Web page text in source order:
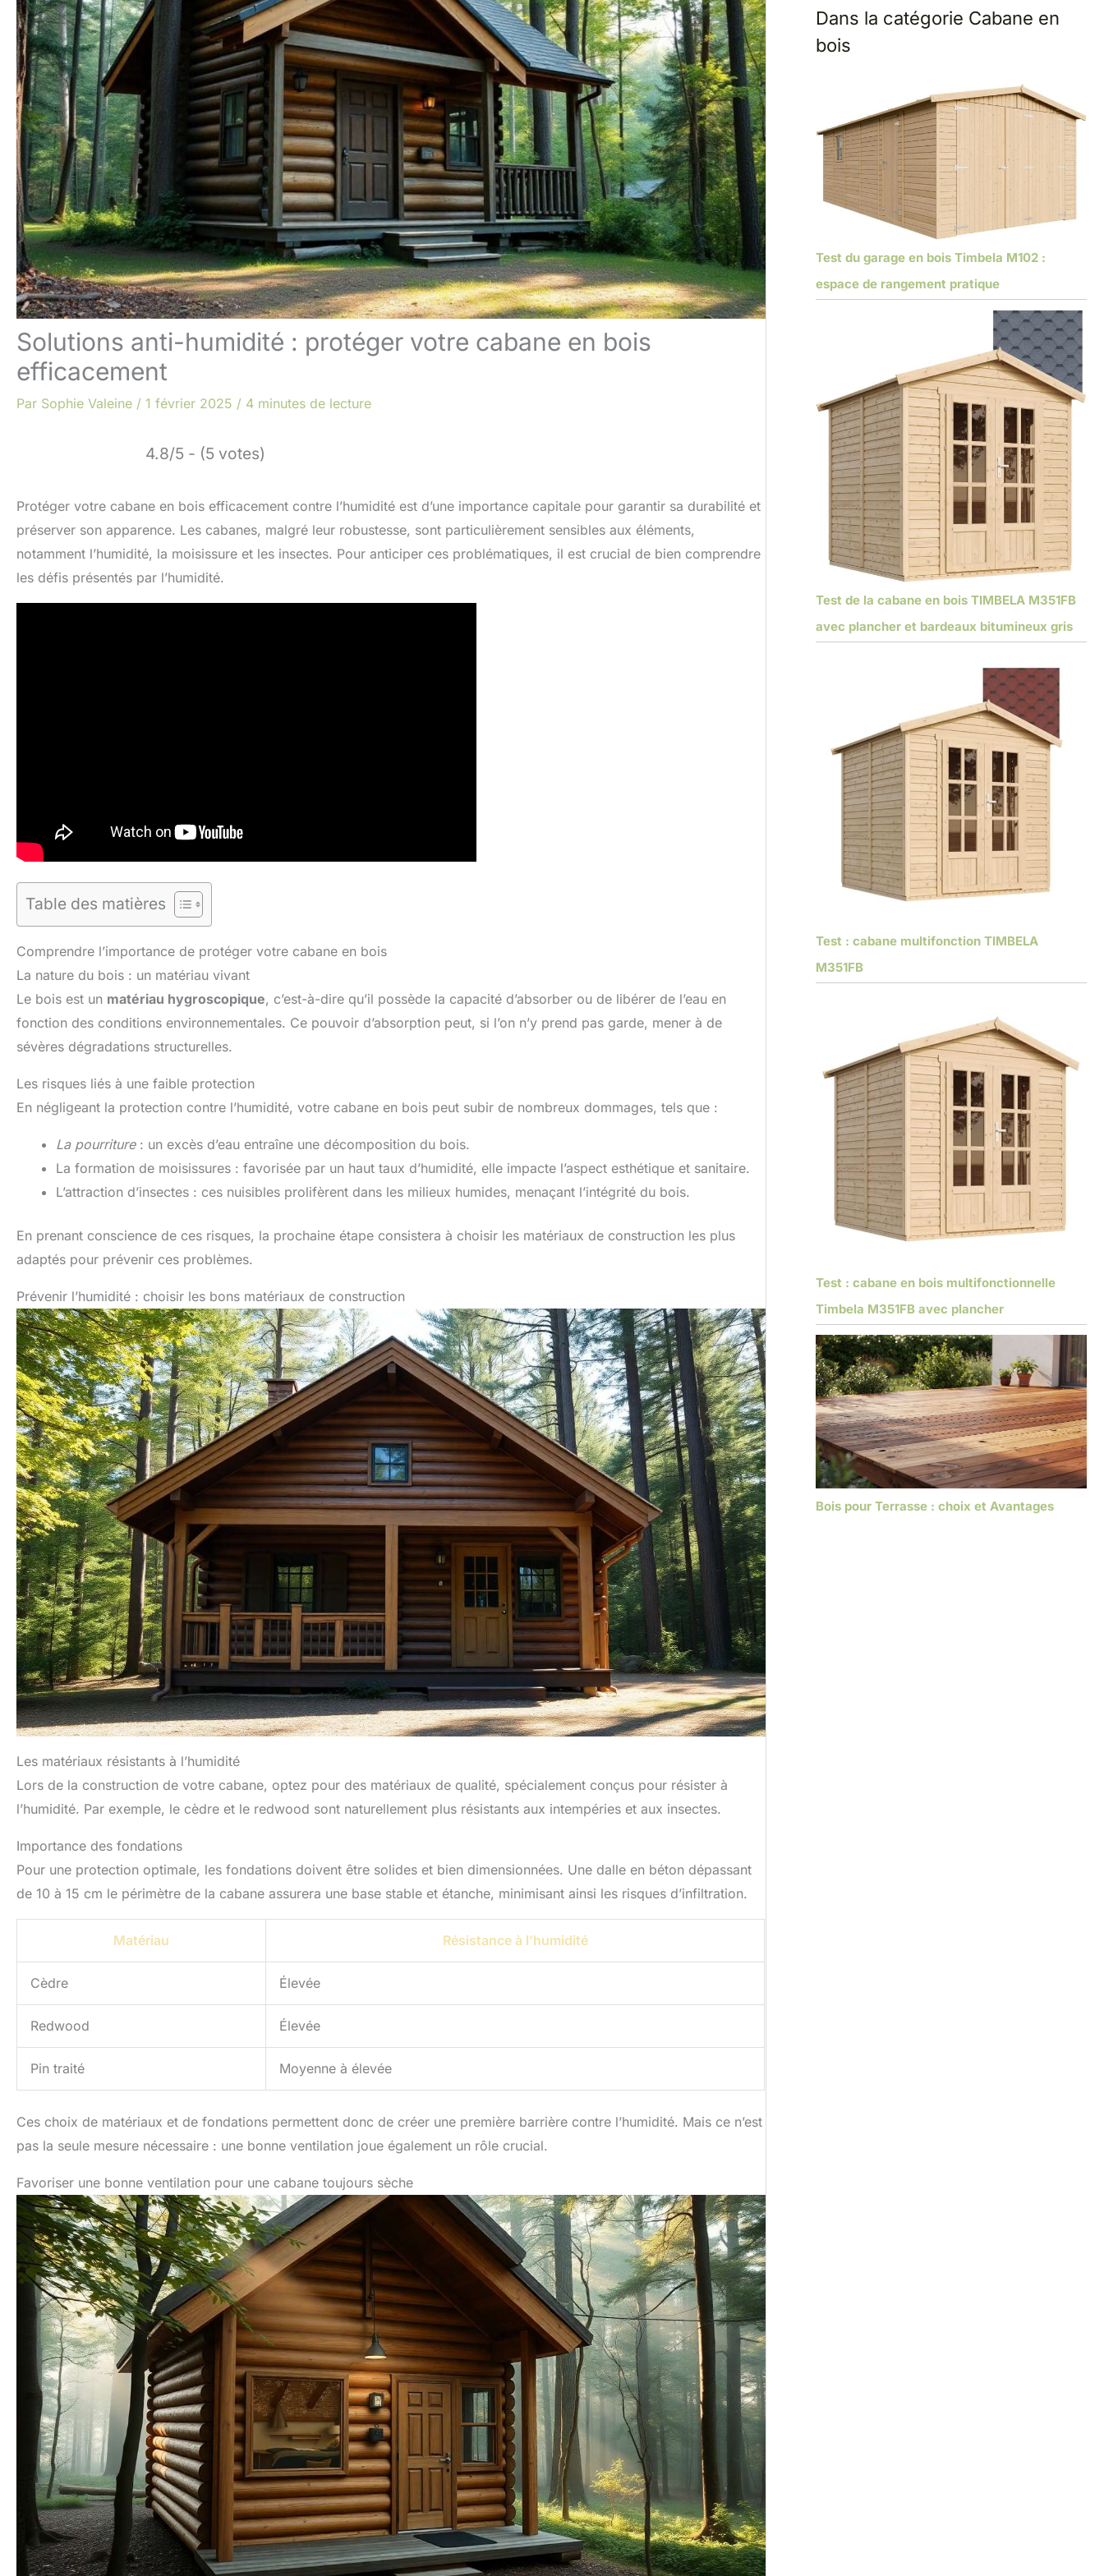
Solutions anti-humidité : protéger votre cabane en bois
efficacement
Par Sophie Valeine / 1 février 2025 / 4 minutes de lecture
4.8/5 - (5 votes)
Protéger votre cabane en bois efficacement contre l’humidité est d’une importance capitale pour garantir sa durabilité et
préserver son apparence. Les cabanes, malgré leur robustesse, sont particulièrement sensibles aux éléments,
notamment l’humidité, la moisissure et les insectes. Pour anticiper ces problématiques, il est crucial de bien comprendre
les défis présentés par l’humidité.
Table des matières
Comprendre l’importance de protéger votre cabane en bois
La nature du bois : un matériau vivant
Le bois est un matériau hygroscopique, c’est-à-dire qu’il possède la capacité d’absorber ou de libérer de l’eau en
fonction des conditions environnementales. Ce pouvoir d’absorption peut, si l’on n’y prend pas garde, mener à de
sévères dégradations structurelles.
Les risques liés à une faible protection
En négligeant la protection contre l’humidité, votre cabane en bois peut subir de nombreux dommages, tels que :
La pourriture: un excès d’eau entraîne une décomposition du bois.
La formation de moisissures : favorisée par un haut taux d’humidité, elle impacte l’aspect esthétique et sanitaire.
L’attraction d’insectes : ces nuisibles prolifèrent dans les milieux humides, menaçant l’intégrité du bois.
En prenant conscience de ces risques, la prochaine étape consistera à choisir les matériaux de construction les plus
adaptés pour prévenir ces problèmes.
Prévenir l’humidité : choisir les bons matériaux de construction
Les matériaux résistants à l’humidité
Lors de la construction de votre cabane, optez pour des matériaux de qualité, spécialement conçus pour résister à
l’humidité. Par exemple, le cèdre et le redwood sont naturellement plus résistants aux intempéries et aux insectes.
Importance des fondations
Pour une protection optimale, les fondations doivent être solides et bien dimensionnées. Une dalle en béton dépassant
de 10 à 15 cm le périmètre de la cabane assurera une base stable et étanche, minimisant ainsi les risques d’infiltration.
Matériau Résistance à l’humidité
Cèdre Élevée
Redwood Élevée
Pin traité Moyenne à élevée
Ces choix de matériaux et de fondations permettent donc de créer une première barrière contre l’humidité. Mais ce n’est
pas la seule mesure nécessaire : une bonne ventilation joue également un rôle crucial.
Favoriser une bonne ventilation pour une cabane toujours sèche
Dans la catégorie Cabane en
bois
Test du garage en bois Timbela M102 :
espace de rangement pratique
Test de la cabane en bois TIMBELA M351FB
avec plancher et bardeaux bitumineux gris
Test : cabane multifonction TIMBELA
M351FB
Test : cabane en bois multifonctionnelle
Timbela M351FB avec plancher
Bois pour Terrasse : choix et Avantages